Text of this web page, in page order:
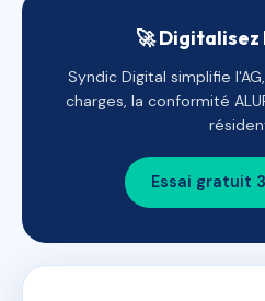
🚀 Digitalisez
Syndic Digital simplifie
charges, la conformité
Essai gratuit